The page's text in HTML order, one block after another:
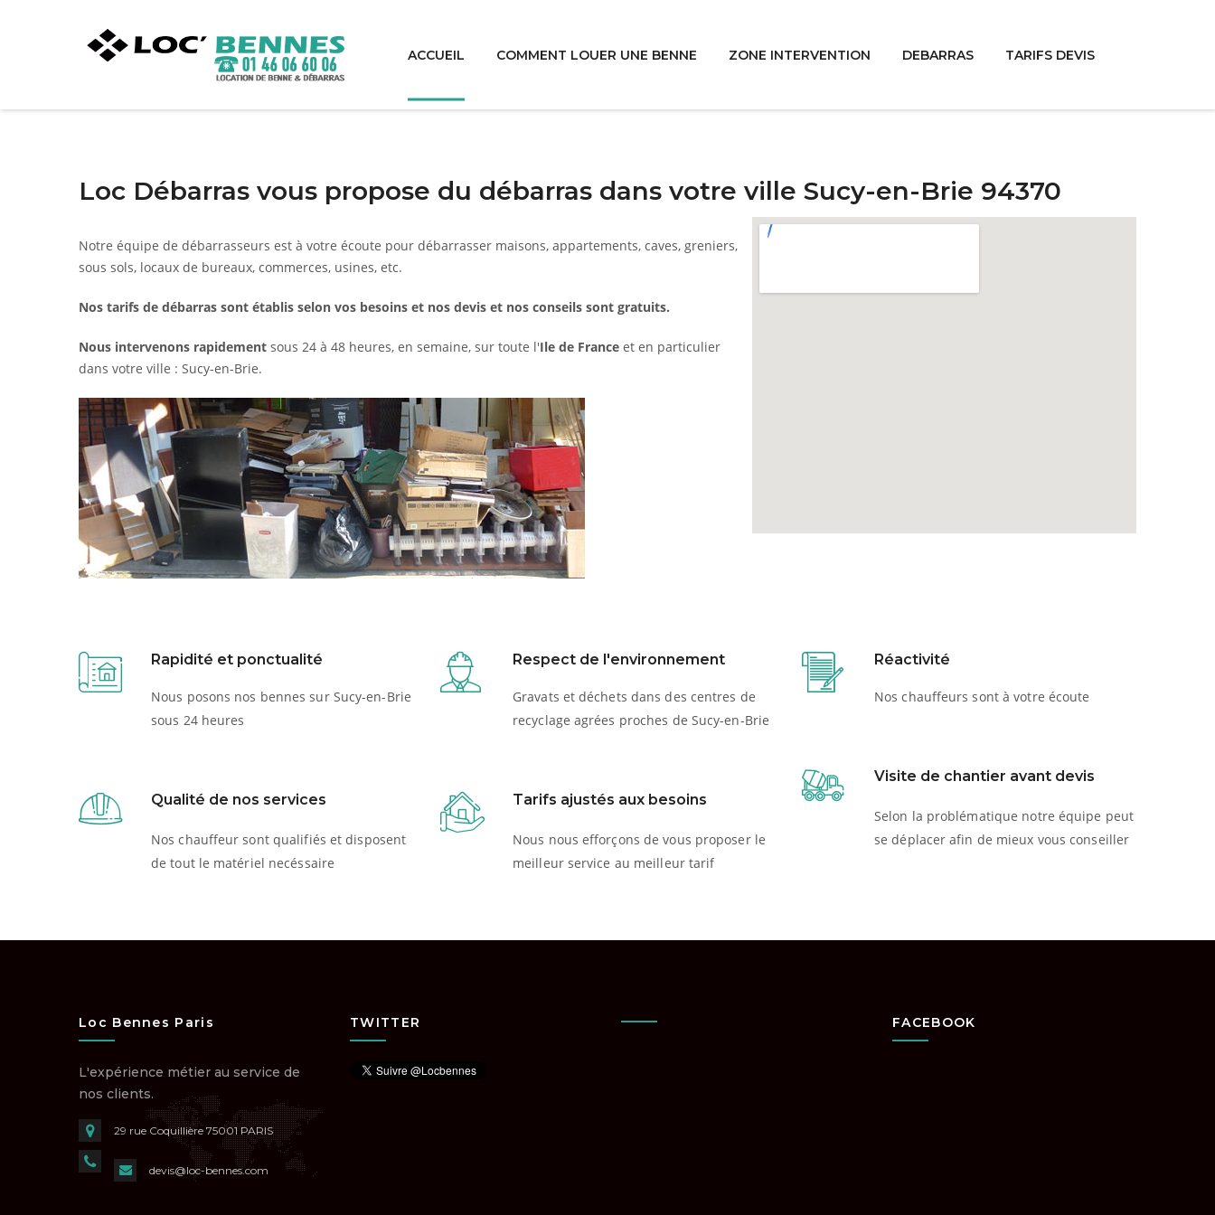
ACCUEIL COMMENT LOUER UNE BENNE ZONE INTERVENTION DEBARRAS TARIFS DEVIS
Loc Débarras vous propose du débarras dans votre ville Sucy-en-Brie 94370
Notre équipe de débarrasseurs est à votre écoute pour débarrasser maisons, appartements, caves, greniers,
sous sols, locaux de bureaux, commerces, usines, etc.
Nos tarifs de débarras sont établis selon vos besoins et nos devis et nos conseils sont gratuits.
Nous intervenons rapidement sous 24 à 48 heures, en semaine, sur toute l'Ile de France et en particulier
dans votre ville : Sucy-en-Brie.
Rapidité et ponctualité
Nous posons nos bennes sur Sucy-en-Brie
sous 24 heures
Qualité de nos services
Nos chauffeur sont qualifiés et disposent
de tout le matériel necéssaire
Respect de l'environnement
Gravats et déchets dans des centres de
recyclage agrées proches de Sucy-en-Brie
Tarifs ajustés aux besoins
Nous nous efforçons de vous proposer le
meilleur service au meilleur tarif
Réactivité
Nos chauffeurs sont à votre écoute
Visite de chantier avant devis
Selon la problématique notre équipe peut
se déplacer afin de mieux vous conseiller
Loc Bennes Paris
L'expérience métier au service de
nos clients.
29 rue Coquillière 75001 PARIS
devis@loc-bennes.com
TWITTER FACEBOOK